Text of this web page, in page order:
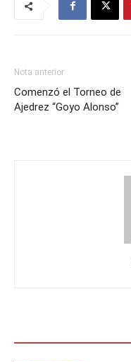
Nota anterior
Comenzó el Torneo de
Ajedrez “Goyo Alonso”